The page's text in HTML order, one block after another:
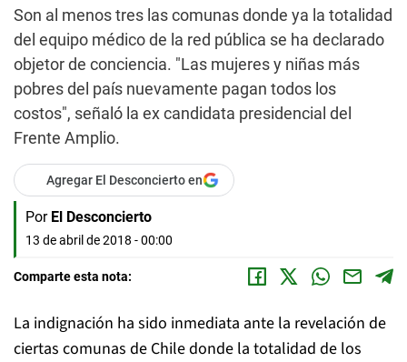
Son al menos tres las comunas donde ya la totalidad
del equipo médico de la red pública se ha declarado
objetor de conciencia. "Las mujeres y niñas más
pobres del país nuevamente pagan todos los
costos", señaló la ex candidata presidencial del
Frente Amplio.
Agregar El Desconcierto en
Por El Desconcierto
13 de abril de 2018 - 00:00
Comparte esta nota:
La indignación ha sido inmediata ante la revelación de
ciertas comunas de Chile donde la totalidad de los